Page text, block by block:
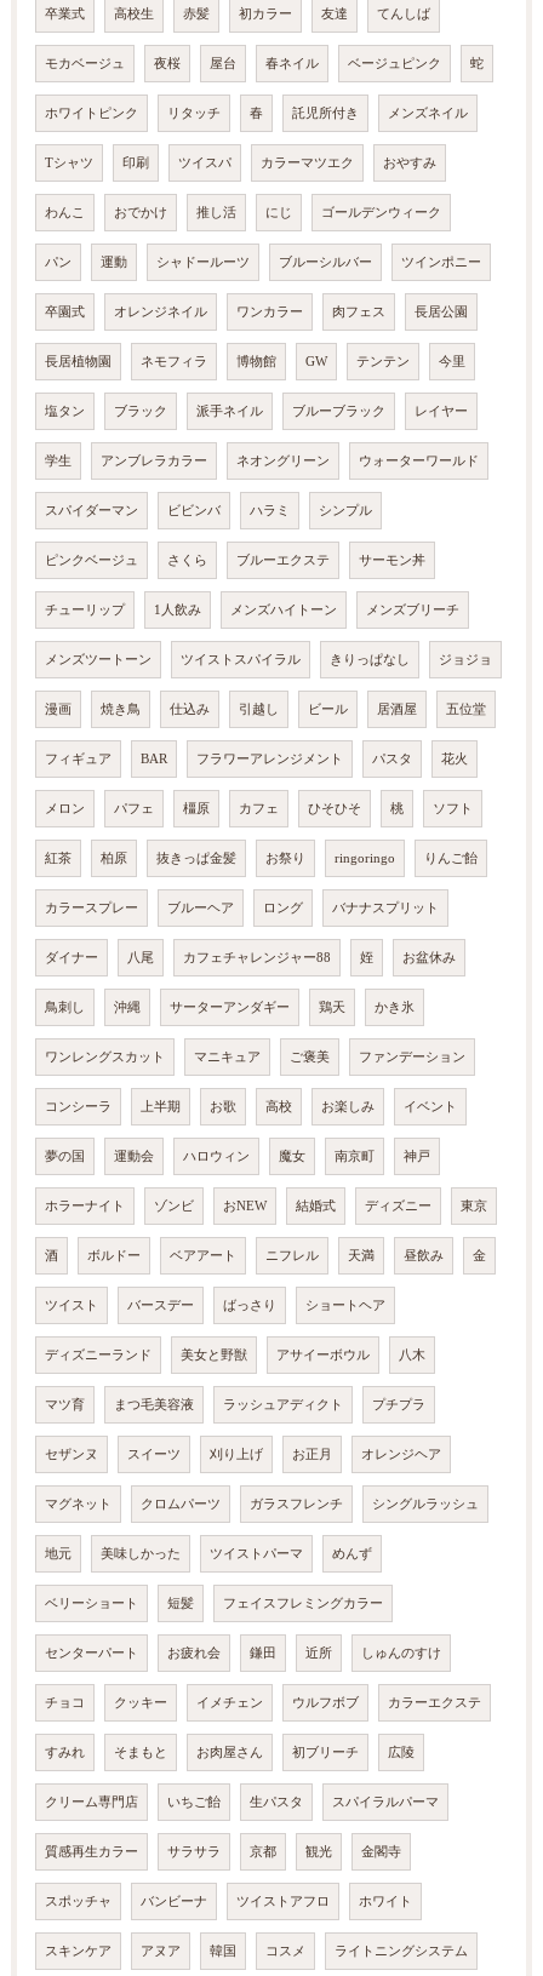
卒業式 高校生 赤髪 初カラー 友達 てんしば
モカベージュ 夜桜 屋台 春ネイル ベージュピンク 蛇
ホワイトピンク リタッチ 春 託児所付き メンズネイル
Tシャツ 印刷 ツイスパ カラーマツエク おやすみ
わんこ おでかけ 推し活 にじ ゴールデンウィーク
パン 運動 シャドールーツ ブルーシルバー ツインポニー
卒園式 オレンジネイル ワンカラー 肉フェス 長居公園
長居植物園 ネモフィラ 博物館 GW テンテン 今里
塩タン ブラック 派手ネイル ブルーブラック レイヤー
学生 アンブレラカラー ネオングリーン ウォーターワールド
スパイダーマン ビビンバ ハラミ シンプル
ピンクベージュ さくら ブルーエクステ サーモン丼
チューリップ 1人飲み メンズハイトーン メンズブリーチ
メンズツートーン ツイストスパイラル きりっぱなし ジョジョ
漫画 焼き鳥 仕込み 引越し ビール 居酒屋 五位堂
フィギュア BAR フラワーアレンジメント パスタ 花火
メロン パフェ 橿原 カフェ ひそひそ 桃 ソフト
紅茶 柏原 抜きっぱ金髪 お祭り ringoringo りんご飴
カラースプレー ブルーヘア ロング バナナスプリット
ダイナー 八尾 カフェチャレンジャー88 姪 お盆休み
鳥刺し 沖縄 サーターアンダギー 鶏天 かき氷
ワンレングスカット マニキュア ご褒美 ファンデーション
コンシーラ 上半期 お歌 高校 お楽しみ イベント
夢の国 運動会 ハロウィン 魔女 南京町 神戸
ホラーナイト ゾンビ おNEW 結婚式 ディズニー 東京
酒 ボルドー ベアアート ニフレル 天満 昼飲み 金
ツイスト バースデー ばっさり ショートヘア
ディズニーランド 美女と野獣 アサイーボウル 八木
マツ育 まつ毛美容液 ラッシュアディクト プチプラ
セザンヌ スイーツ 刈り上げ お正月 オレンジヘア
マグネット クロムパーツ ガラスフレンチ シングルラッシュ
地元 美味しかった ツイストパーマ めんず
ベリーショート 短髪 フェイスフレミングカラー
センターパート お疲れ会 鎌田 近所 しゅんのすけ
チョコ クッキー イメチェン ウルフボブ カラーエクステ
すみれ そまもと お肉屋さん 初ブリーチ 広陵
クリーム専門店 いちご飴 生パスタ スパイラルパーマ
質感再生カラー サラサラ 京都 観光 金閣寺
スポッチャ バンビーナ ツイストアフロ ホワイト
スキンケア アヌア 韓国 コスメ ライトニングシステム